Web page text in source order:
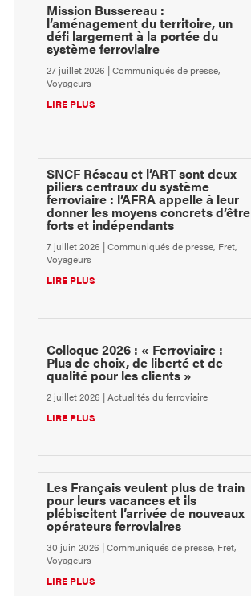
Mission Bussereau :
l’aménagement du territoire, un
défi largement à la portée du
système ferroviaire
27 juillet 2026 |Communiqués de presse,
Voyageurs
LIRE PLUS
SNCF Réseau et l’ART sont deux
piliers centraux du système
ferroviaire : l’AFRA appelle à leur
donner les moyens concrets d’être
forts et indépendants
7 juillet 2026 |Communiqués de presse, Fret,
Voyageurs
LIRE PLUS
Colloque 2026 : « Ferroviaire :
Plus de choix, de liberté et de
qualité pour les clients »
2 juillet 2026 |Actualités du ferroviaire
LIRE PLUS
Les Français veulent plus de train
pour leurs vacances et ils
plébiscitent l’arrivée de nouveaux
opérateurs ferroviaires
30 juin 2026 |Communiqués de presse, Fret,
Voyageurs
LIRE PLUS